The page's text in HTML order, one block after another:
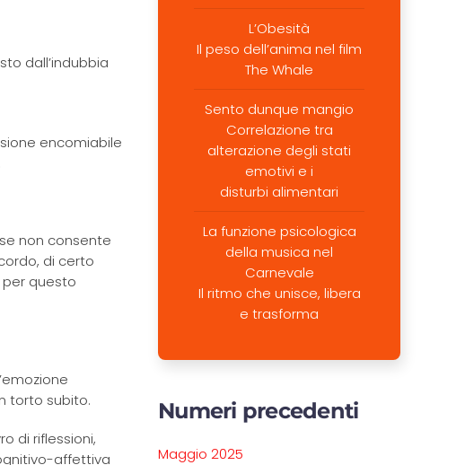
dall’indubbia
encomiabile
non consente
di certo
questo
torto subito.
di riflessioni,
affettiva
L’Obesità
Il peso dell’anima nel film
The Whale
Sento dunque mangio
Correlazione tra
alterazione degli stati
emotivi e i
disturbi alimentari
La funzione psicologica
della musica nel
Carnevale
Il ritmo che unisce, libera
e trasforma
Numeri precedenti
Maggio 2025